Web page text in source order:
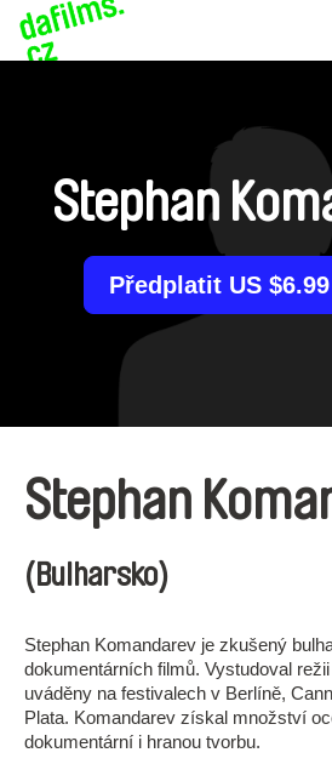
Stephan
Předplatit US
Stephan
(Bulharsko)
Stephan Komandarev je zkušený
dokumentárních filmů. Vystudoval
uváděny na festivalech v Berlíně,
Plata. Komandarev získal množství
dokumentární i hranou tvorbu.